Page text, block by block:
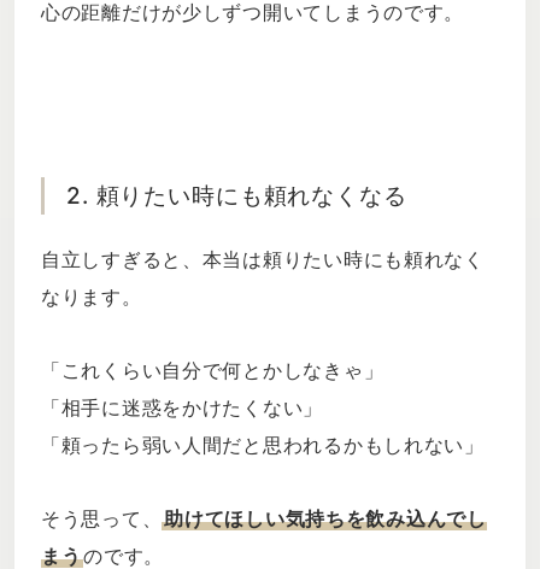
心の距離だけが少しずつ開いてしまうのです。
2. 頼りたい時にも頼れなくなる
自立しすぎると、本当は頼りたい時にも頼れなく
なります。
「これくらい自分で何とかしなきゃ」
「相手に迷惑をかけたくない」
「頼ったら弱い人間だと思われるかもしれない」
そう思って、助けてほしい気持ちを飲み込んでし
まうのです。